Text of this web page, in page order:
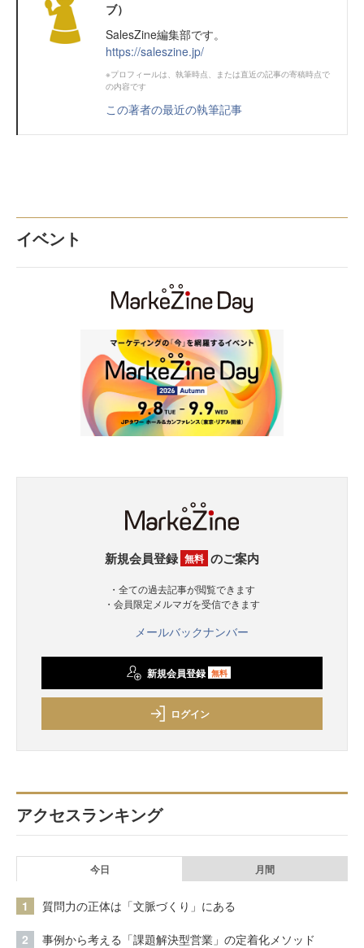
ブ）
SalesZine編集部です。
https://saleszine.jp/
※プロフィールは、執筆時点、または直近の記事の寄稿時点で
の内容です
この著者の最近の執筆記事
イベント
新規会員登録 無料 のご案内
・全ての過去記事が閲覧できます
・会員限定メルマガを受信できます
メールバックナンバー
新規会員登録 無料
ログイン
アクセスランキング
今日 月間
1 質問力の正体は「文脈づくり」にある
2 事例から考える「課題解決型営業」の定着化メソッド